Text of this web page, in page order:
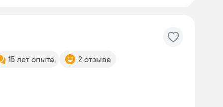
15 лет опыта 2 отзыва